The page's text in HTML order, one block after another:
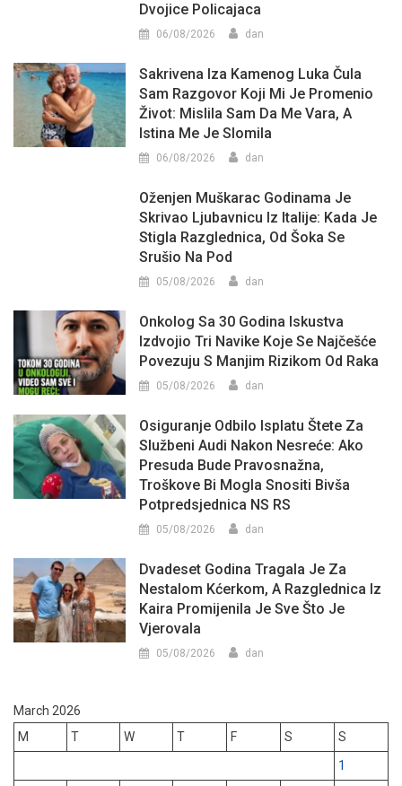
Dvojice Policajaca
06/08/2026 dan
Sakrivena Iza Kamenog Luka Čula
Sam Razgovor Koji Mi Je Promenio
Život: Mislila Sam Da Me Vara, A
Istina Me Je Slomila
06/08/2026 dan
Oženjen Muškarac Godinama Je
Skrivao Ljubavnicu Iz Italije: Kada Je
Stigla Razglednica, Od Šoka Se
Srušio Na Pod
05/08/2026 dan
Onkolog Sa 30 Godina Iskustva
Izdvojio Tri Navike Koje Se Najčešće
Povezuju S Manjim Rizikom Od Raka
05/08/2026 dan
Osiguranje Odbilo Isplatu Štete Za
Službeni Audi Nakon Nesreće: Ako
Presuda Bude Pravosnažna,
Troškove Bi Mogla Snositi Bivša
Potpredsjednica NS RS
05/08/2026 dan
Dvadeset Godina Tragala Je Za
Nestalom Kćerkom, A Razglednica Iz
Kaira Promijenila Je Sve Što Je
Vjerovala
05/08/2026 dan
March 2026
M
T W T F S
S
1